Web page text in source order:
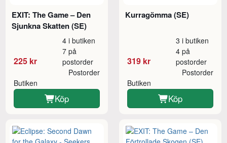
EXIT: The Game – Den
Sjunkna Skatten (SE)
225 kr
4 i butiken
7 på
postorder
Butiken
Postorder
Köp
Kurragömma (SE)
319 kr
3 i butiken
4 på
postorder
Butiken
Postorder
Köp